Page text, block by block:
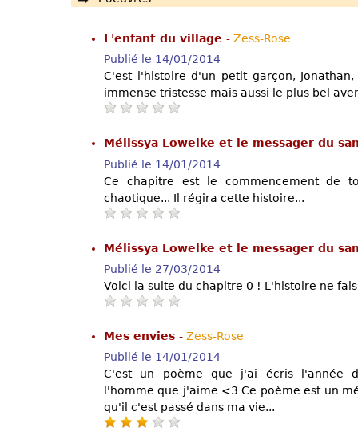
L'enfant du village - Zess-Rose
Publié le 14/01/2014
C'est l'histoire d'un petit garçon,
immense tristesse mais aussi le plus bel
Mélissya Lowelke et le messager du
Publié le 14/01/2014
Ce chapitre est le commencement de
chaotique... Il régira cette histoire...
Mélissya Lowelke et le messager du
Publié le 27/03/2014
Voici la suite du chapitre 0 ! L'histoire ne
Mes envies - Zess-Rose
Publié le 14/01/2014
C'est un poème que j'ai écris l'année
l'homme que j'aime <3 Ce poème est un
qu'il c'est passé dans ma vie...